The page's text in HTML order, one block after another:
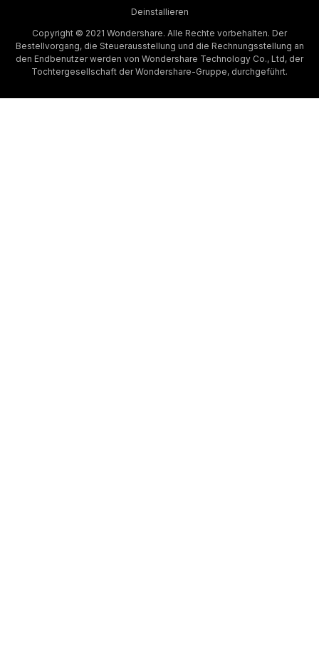
Deinstallieren
Copyright © 2021 Wondershare. Alle Rechte vorbehalten. Der
Bestellvorgang, die Steuerausstellung und die Rechnungsstellung an
den Endbenutzer werden von Wondershare Technology Co., Ltd, der
Tochtergesellschaft der Wondershare-Gruppe, durchgeführt.